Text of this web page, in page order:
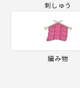
刺しゅう
編み物